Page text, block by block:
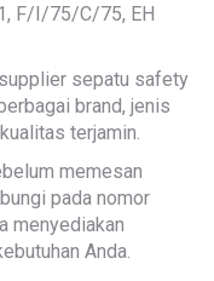
F/I/75/C/75, EH
sepatu safety
brand, jenis
terjamin.
memesan
pada nomor
menyediakan
Anda.